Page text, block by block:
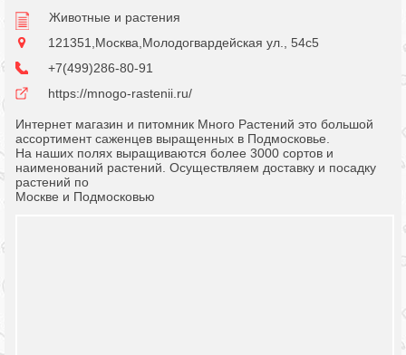
Животные и растения
121351,Москва,Молодогвардейская ул., 54с5
+7(499)286-80-91
https://mnogo-rastenii.ru/
Интернет магазин и питомник Много Растений это большой
ассортимент саженцев выращенных в Подмосковье.
На наших полях выращиваются более 3000 сортов и
наименований растений. Осуществляем доставку и посадку
растений по
Москве и Подмосковью